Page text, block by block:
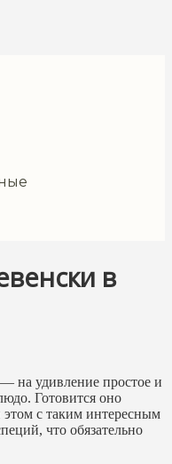
в
на удивление простое и
Готовится оно
этом с таким интересным
что обязательно